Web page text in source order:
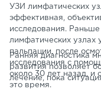
УЗИ лимфатических
эффективная,
исследования. Раньше
лимфатических узлах
пальпации, после
исследования с
около 30 лет назад, и
это время.
Ранняя диагностика
развития позволяет
лечение, пока